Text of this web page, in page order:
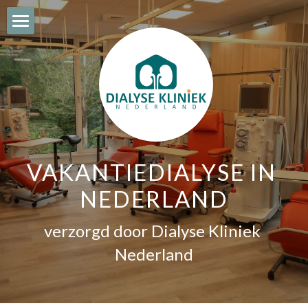
VAKANTIEDIALYSE IN
NEDERLAND
verzorgd door Dialyse Kliniek
Nederland
Vakantiedialyse
Locaties
Reserveer / Contact
Praktisch
Dialyseteam
Samenwerking
Ervaringen
Nederlands